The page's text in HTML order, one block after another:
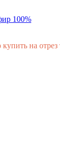
100%
на отрез